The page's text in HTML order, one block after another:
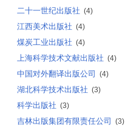
二十一世纪出版社 (4)
江西美术出版社 (4)
煤炭工业出版社 (4)
上海科学技术文献出版社 (4)
中国对外翻译出版公司 (4)
湖北科学技术出版社 (3)
科学出版社 (3)
吉林出版集团有限责任公司 (3)